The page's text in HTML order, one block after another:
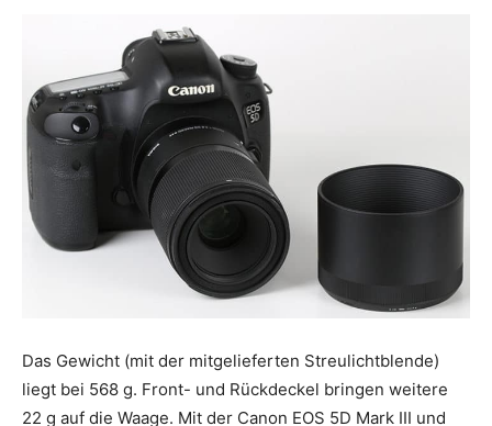
Das Gewicht (mit der mitgelieferten Streulichtblende)
liegt bei 568 g. Front- und Rückdeckel bringen weitere
22 g auf die Waage. Mit der Canon EOS 5D Mark III und